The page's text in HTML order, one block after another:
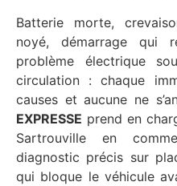
Batterie morte,
noyé, démarrage qui
problème électrique
circulation : chaque
causes et aucune ne
EXPRESSE prend en
Sartrouville en
diagnostic précis sur
qui bloque le véhicule